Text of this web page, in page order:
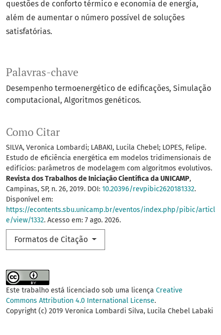
Palavras-chave
Desempenho termoenergético de edificações Simulação
computacional Algoritmos genéticos.
Como Citar
SILVA, Veronica Lombardi; LABAKI, Lucila Chebel; LOPES, Felipe.
Estudo de eficiência energética em modelos tridimensionais de
edifícios: parâmetros de modelagem com algoritmos evolutivos.
Revista dos Trabalhos de Iniciação Científica da UNICAMP,
Campinas, SP, n. 26, 2019. DOI: 10.20396/revpibic2620181332.
Disponível em:
https://econtents.sbu.unicamp.br/eventos/index.php/pibic/articl
e/view/1332. Acesso em: 7 ago. 2026.
Formatos de Citação
questões de conforto térmico e economia de energia,
além de aumentar o número possível de soluções
satisfatórias.
Este trabalho está licenciado sob uma licença Creative
Commons Attribution 4.0 International License.
Copyright (c) 2019 Veronica Lombardi Silva, Lucila Chebel Labaki